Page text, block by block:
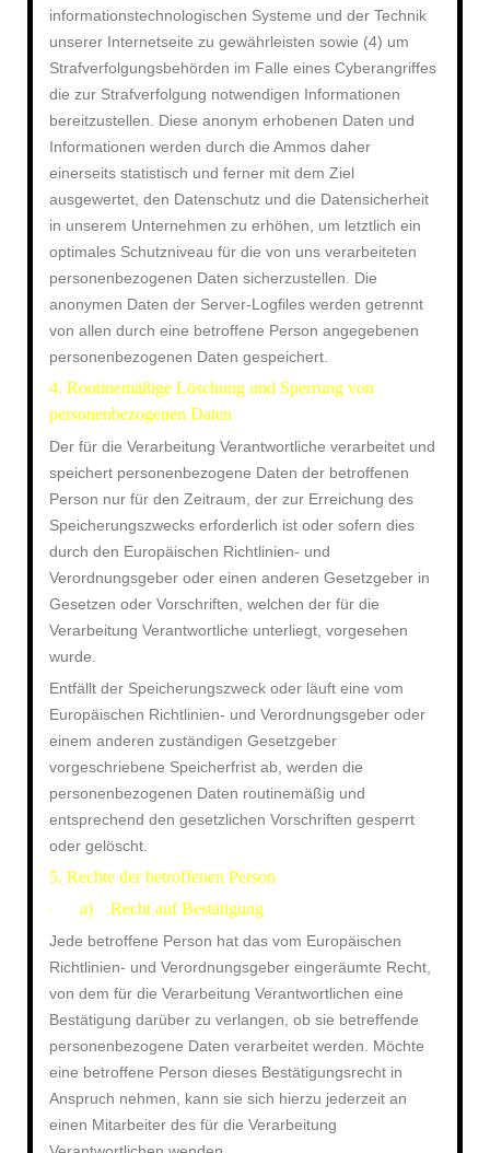
informationstechnologischen Systeme und der Technik
unserer Internetseite zu gewährleisten sowie (4) um
Strafverfolgungsbehörden im Falle eines Cyberangriffes
die zur Strafverfolgung notwendigen Informationen
bereitzustellen. Diese anonym erhobenen Daten und
Informationen werden durch die Ammos daher
einerseits statistisch und ferner mit dem Ziel
ausgewertet, den Datenschutz und die Datensicherheit
in unserem Unternehmen zu erhöhen, um letztlich ein
optimales Schutzniveau für die von uns verarbeiteten
personenbezogenen Daten sicherzustellen. Die
anonymen Daten der Server-Logfiles werden getrennt
von allen durch eine betroffene Person angegebenen
personenbezogenen Daten gespeichert.
4. Routinemäßige Löschung und Sperrung von
personenbezogenen Daten
Der für die Verarbeitung Verantwortliche verarbeitet und
speichert personenbezogene Daten der betroffenen
Person nur für den Zeitraum, der zur Erreichung des
Speicherungszwecks erforderlich ist oder sofern dies
durch den Europäischen Richtlinien- und
Verordnungsgeber oder einen anderen Gesetzgeber in
Gesetzen oder Vorschriften, welchen der für die
Verarbeitung Verantwortliche unterliegt, vorgesehen
wurde.
Entfällt der Speicherungszweck oder läuft eine vom
Europäischen Richtlinien- und Verordnungsgeber oder
einem anderen zuständigen Gesetzgeber
vorgeschriebene Speicherfrist ab, werden die
personenbezogenen Daten routinemäßig und
entsprechend den gesetzlichen Vorschriften gesperrt
oder gelöscht.
5. Rechte der betroffenen Person
· a) Recht auf Bestätigung
Jede betroffene Person hat das vom Europäischen
Richtlinien- und Verordnungsgeber eingeräumte Recht,
von dem für die Verarbeitung Verantwortlichen eine
Bestätigung darüber zu verlangen, ob sie betreffende
personenbezogene Daten verarbeitet werden. Möchte
eine betroffene Person dieses Bestätigungsrecht in
Anspruch nehmen, kann sie sich hierzu jederzeit an
einen Mitarbeiter des für die Verarbeitung